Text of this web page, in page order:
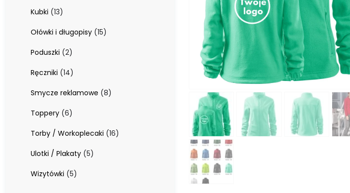
Kubki 1313
Ołówki i długopisy 1515
Poduszki 22
Ręczniki 1414
Smycze reklamowe 88
Toppery 66
Torby / Workoplecaki 1616
Ulotki / Plakaty 55
Wizytówki 55